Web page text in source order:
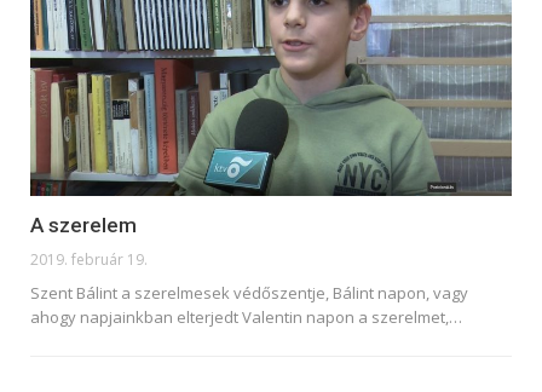
A szerelem
2019. február 19.
Szent Bálint a szerelmesek védőszentje, Bálint napon, vagy
ahogy napjainkban elterjedt Valentin napon a szerelmet,…